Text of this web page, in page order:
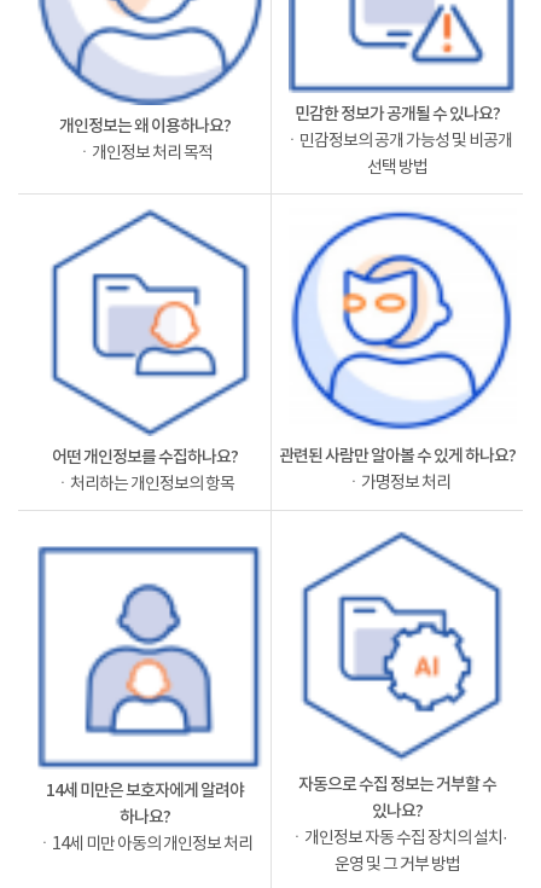
개인정보는 왜 이용하나요?
ㆍ개인정보 처리 목적
민감한 정보가 공개될 수 있나요?
ㆍ민감정보의 공개 가능성 및 비공개
선택 방법
어떤 개인정보를 수집하나요?
ㆍ처리하는 개인정보의 항목
관련된 사람만 알아볼 수 있게 하나요?
ㆍ가명정보 처리
14세 미만은 보호자에게 알려야
하나요?
ㆍ14세 미만 아동의 개인정보 처리
자동으로 수집 정보는 거부할 수
있나요?
ㆍ개인정보 자동 수집 장치의 설치·
운영 및 그 거부 방법